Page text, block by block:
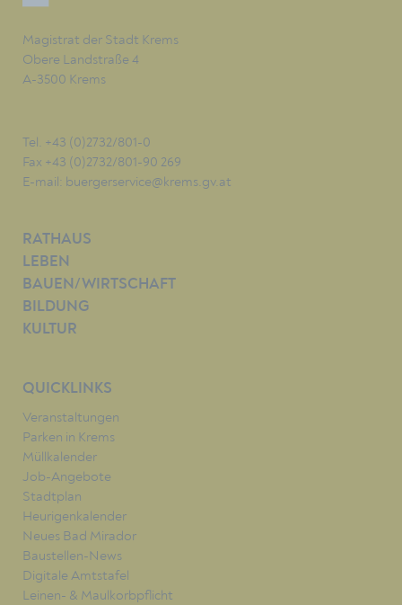
Magistrat der Stadt Krems
Obere Landstraße 4
A-3500 Krems
Tel. +43 (0)2732/801-0
Fax +43 (0)2732/801-90 269
E-mail: buergerservice@krems.gv.at
RATHAUS
LEBEN
BAUEN/WIRTSCHAFT
BILDUNG
KULTUR
QUICKLINKS
Veranstaltungen
Parken in Krems
Müllkalender
Job-Angebote
Stadtplan
Heurigenkalender
Neues Bad Mirador
Baustellen-News
Digitale Amtstafel
Leinen- & Maulkorbpflicht